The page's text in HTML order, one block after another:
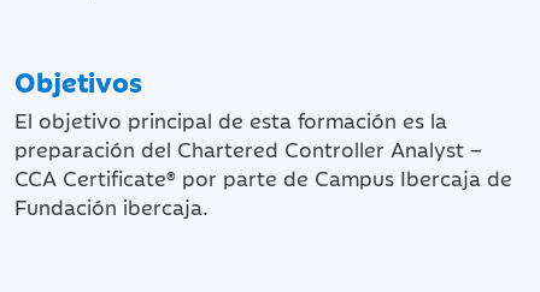
Objetivos
El objetivo principal de esta formación es la
preparación del Chartered Controller Analyst –
CCA Certificate® por parte de Campus Ibercaja de
Fundación ibercaja.